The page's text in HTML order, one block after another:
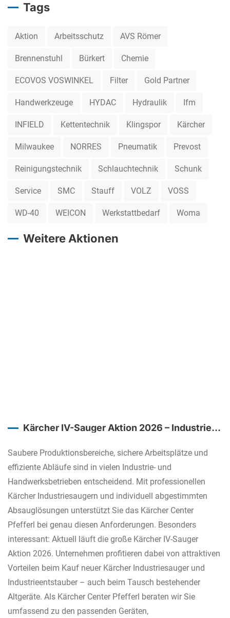
Tags
Aktion Arbeitsschutz AVS Römer
Brennenstuhl Bürkert Chemie
ECOVOS VOSWINKEL Filter Gold Partner
Handwerkzeuge HYDAC Hydraulik Ifm
INFIELD Kettentechnik Klingspor Kärcher
Milwaukee NORRES Pneumatik Prevost
Reinigungstechnik Schlauchtechnik Schunk
Service SMC Stauff VOLZ VOSS
WD-40 WEICON Werkstattbedarf Woma
Weitere Aktionen
Kärcher IV-Sauger Aktion 2026 – Industrielle
Saubere Produktionsbereiche, sichere Arbeitsplätze und
effiziente Abläufe sind in vielen Industrie- und
Handwerksbetrieben entscheidend. Mit professionellen
Kärcher Industriesaugern und individuell abgestimmten
Absauglösungen unterstützt Sie das Kärcher Center
Pfefferl bei genau diesen Anforderungen. Besonders
interessant: Aktuell läuft die große Kärcher IV-Sauger
Aktion 2026. Unternehmen profitieren dabei von attraktiven
Vorteilen beim Kauf neuer Kärcher Industriesauger und
Industrieentstauber – auch beim Tausch bestehender
Altgeräte. Als Kärcher Center Pfefferl beraten wir Sie
umfassend zu den passenden Geräten,